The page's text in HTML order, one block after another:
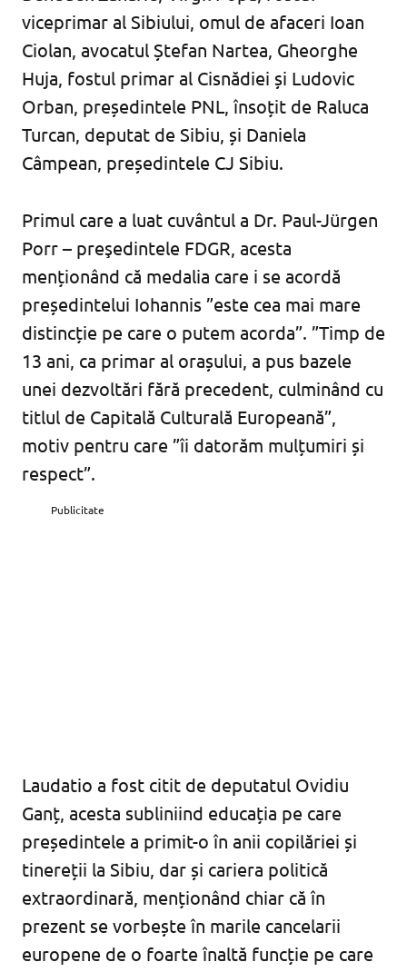
viceprimar al Sibiului, omul de afaceri Ioan
Ciolan, avocatul Ștefan Nartea, Gheorghe
Huja, fostul primar al Cisnădiei și Ludovic
Orban, președintele PNL, însoțit de Raluca
Turcan, deputat de Sibiu, și Daniela
Câmpean, președintele CJ Sibiu.
Primul care a luat cuvântul a Dr. Paul-Jürgen
Porr – preşedintele FDGR, acesta
menționând că medalia care i se acordă
președintelui Iohannis ”este cea mai mare
distincție pe care o putem acorda”. ”Timp de
13 ani, ca primar al orașului, a pus bazele
unei dezvoltări fără precedent, culminând cu
titlul de Capitală Culturală Europeană”,
motiv pentru care ”îi datorăm mulțumiri și
respect”.
Publicitate
Laudatio a fost citit de deputatul Ovidiu
Ganț, acesta subliniind educația pe care
președintele a primit-o în anii copilăriei și
tinereții la Sibiu, dar și cariera politică
extraordinară, menționând chiar că în
prezent se vorbește în marile cancelarii
europene de o foarte înaltă funcție pe care